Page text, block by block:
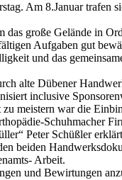
Am 8.Januar
große Gelände in
Aufgaben gut
und das
alte Dübener
inclusive
meistern war die
Schuhmacher
Peter Schüßler
beiden
Arbeit.
und Bewirtungen